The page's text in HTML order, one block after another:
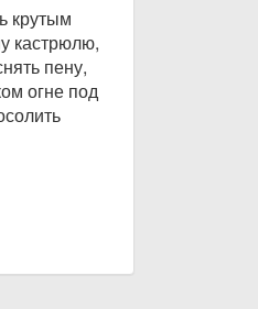
крутым
кастрюлю,
пену,
огне под